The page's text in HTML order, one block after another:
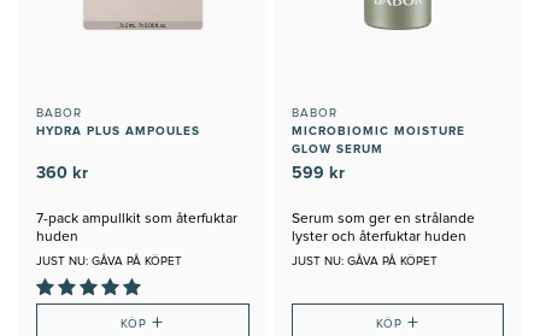
BABOR
HYDRA PLUS AMPOULES
360 kr
7-pack ampullkit som återfuktar
huden
JUST NU: GÅVA PÅ KÖPET
KÖP+
BABOR
MICROBIOMIC MOISTURE
GLOW SERUM
599 kr
Serum som ger en strålande
lyster och återfuktar huden
JUST NU: GÅVA PÅ KÖPET
KÖP +